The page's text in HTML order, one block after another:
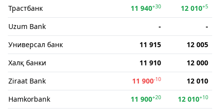
Трастбанк 11 940+30 12 010+5
Uzum Bank -
-
Универсал банк
11 915
12 005
Халқ банки
11 910
12 000
Ziraat Bank
11 900-10
12 010
Hamkorbank
11 900+20 12 010+10